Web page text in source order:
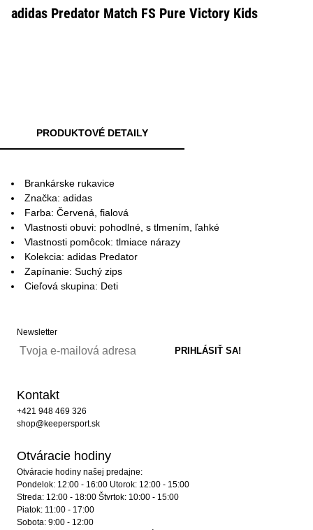
adidas Predator Match FS Pure Victory Kids
PRODUKTOVÉ DETAILY
Brankárske rukavice
Značka: adidas
Farba: Červená, fialová
Vlastnosti obuvi: pohodlné, s tlmením, ľahké
Vlastnosti pomôcok: tlmiace nárazy
Kolekcia: adidas Predator
Zapínanie: Suchý zips
Cieľová skupina: Deti
Newsletter
Kontakt
+421 948 469 326
shop@keepersport.sk
Otváracie hodiny
Otváracie hodiny našej predajne:
Pondelok: 12:00 - 16:00 Utorok: 12:00 - 15:00
Streda: 12:00 - 18:00 Štvrtok: 10:00 - 15:00
Piatok: 11:00 - 17:00
Sobota: 9:00 - 12:00